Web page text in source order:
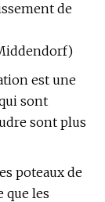
de
est une
sont
sont plus
poteaux de
que les